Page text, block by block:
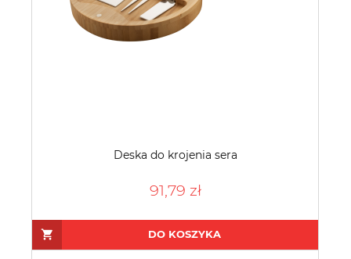
Deska do krojenia sera
91,79 zł
DO KOSZYKA